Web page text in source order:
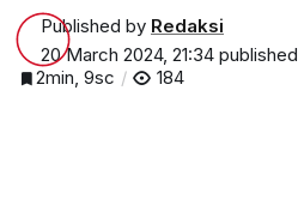
Published by Redaksi
20 March 2024, 21:34 published
2min, 9sc
184